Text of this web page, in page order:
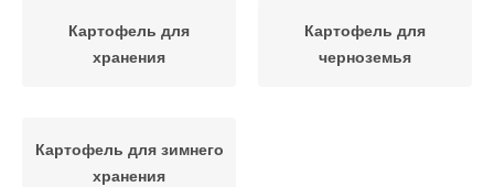
Картофель для
хранения
Картофель для
черноземья
Картофель для зимнего
хранения